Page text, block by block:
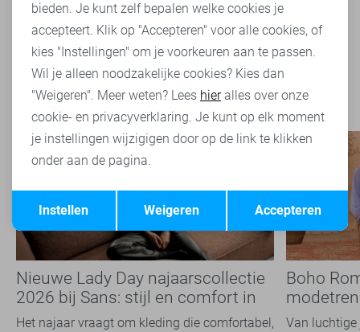
Filter 2
Nieuwe Lady Day najaarscollectie
2026 bij Sans: stijl en comfort in
travelkwaliteit
Het najaar vraagt om kleding die comfortabel,
Boho
overal
Van luchtige
Terug Opslaan
bieden. Je kunt zelf bepalen welke cookies je
accepteert. Klik op "Accepteren" voor alle cookies, of
kies "Instellingen" om je voorkeuren aan te passen.
Wil je alleen noodzakelijke cookies? Kies dan
"Weigeren". Meer weten? Lees hieralles over onze
cookie- en privacyverklaring. Je kunt op elk moment
je instellingen wijzigigen door op de link te klikken
onder aan de pagina.
Accepteren
Weigeren
Instellen